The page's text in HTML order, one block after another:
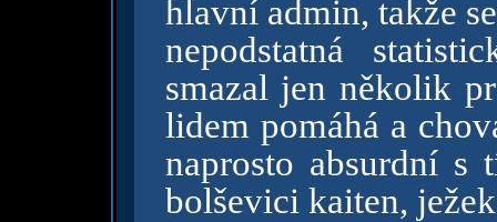
hlavní admin, takže
nepodstatná
smazal jen několik
lidem pomáhá a
naprosto absurdní s
bolševici kaiten,